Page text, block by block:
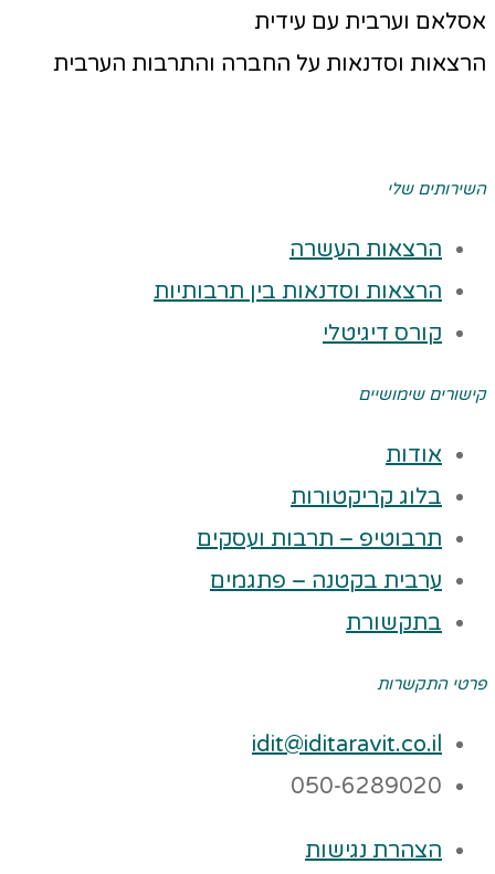
אסלאם וערבית עם עידית
הרצאות וסדנאות על החברה והתרבות הערבית
השירותים שלי
הרצאות העשרה
הרצאות וסדנאות בין תרבותיות
קורס דיגיטלי
קישורים שימושיים
אודות
בלוג קריקטורות
תרבוטיפ – תרבות ועסקים
ערבית בקטנה – פתגמים
בתקשורת
פרטי התקשרות
idit@iditaravit.co.il
050-6289020
הצהרת נגישות